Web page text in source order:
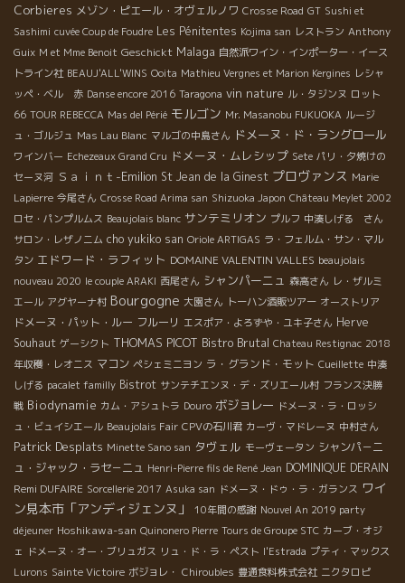
Corbieres メゾン・ピエール・オヴェルノワ Crosse Road GT Sushi et
Sashimi cuvée Coup de Foudre Les Pénitentes Kojima san レストラン Anthony
Guix M et Mme Benoit Geschickt Malaga 自然派ワイン・インポーター・イース
トライン社 BEAUJ'ALL'WINS Ooita Mathieu Vergnes et Marion Kergines レシャ
ッペ・ベル 赤 Danse encore 2016 Taragona vin nature ル・タジンヌ ロット
66 TOUR REBECCA Mas del Périé モルゴン Mr. Masanobu FUKUOKA ルージ
ュ・ゴルジュ Mas Lau Blanc マルゴの中島さん ドメーヌ・ド・ラングロール
ワインバー Echezeaux Grand Cru ドメーヌ・ムレシップ Sete パリ・夕焼けの
セーヌ河 Ｓａｉｎｔ-Emilion St Jean de la Ginest プロヴァンス Marie
Lapierre 今尾さん Crosse Road Arima san Shizuoka Japon Château Meylet 2002
ロセ・パンプルムス Beaujolais blanc サンテミリオン プルフ 中湊しげる さん
サロン・レザノニム cho yukiko san Oriole ARTIGAS ラ・フェルム・サン・マル
タン エドワード・ラフィット DOMAINE VALENTIN VALLES beaujolais
nouveau 2020 le couple ARAKI 西尾さん シャンパーニュ 森高さん レ・ザルミ
エール アグヤーナ村 Bourgogne 大園さん トーハン酒販ツアー オーストリア
ドメーヌ・パット・ルー フルーリ エスポア・よろずや・ユキ子さん Herve
Souhaut ゲーシクト THOMAS PICOT Bistro Brutal Chateau Restignac 2018
年収穫・レオニス マコン ペシェミニヨン ラ・グランド・モット Cueillette 中湊
しげる pacalet familly Bistrot サンテチエンヌ・デ・ズリエール村 フランス決勝
戦 Biodynamie カム・アシュトラ Douro ボジョレー ドメーヌ・ラ・ロッシ
ュ・ビュイシエール Beaujolais Fair CPVの石川君 カーヴ・マドレーヌ 中村さん
Patrick Desplats Minette Sano san タヴェル モーヴェータン シャンパ－ニ
ュ・ジャック・ラセ－ニュ Henri-Pierre fils de René Jean DOMINIQUE DERAIN
Remi DUFAIRE Sorcellerie 2017 Asuka san ドメーヌ・ドゥ・ラ・ガランス ワイ
ン見本市「アンディジェンヌ」
10年間の感謝 Nouvel An 2019 party
déjeuner Hoshikawa-san Quinonero Pierre Tours de Groupe STC カーブ・オジ
ェ ドメーヌ・オー・ブリュガス リュ・ド・ラ・ペスト l'Estrada プティ・マックス
Lurons Sainte Victoire ボジョレ・ Chiroubles 豊通食料株式会社 ニクタロピ